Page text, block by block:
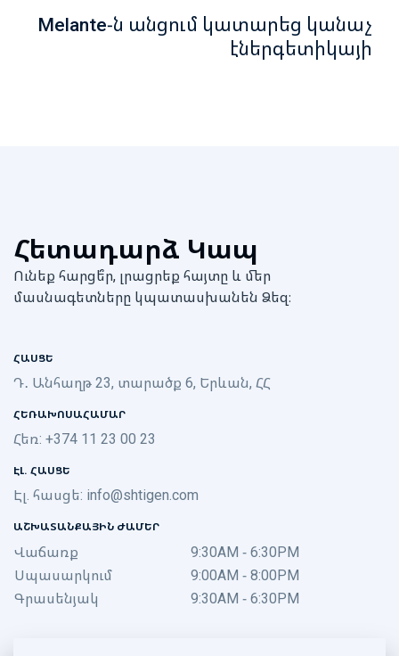
Melante-ն անցում կատարեց կանաչ
էներգետիկայի
Հետադարձ Կապ
Ունեք հարցե՞ր, լրացրեք հայտը և մեր
մասնագետները կպատասխանեն Ձեզ։
ՀԱՍՑԵ
Դ․ Անհաղթ 23, տարածք 6, Երևան, ՀՀ
ՀԵՌԱԽՈՍԱՀԱՄԱՐ
Հեռ: +374 11 23 00 23
ԷԼ. ՀԱՍՑԵ
Էլ. հասցե: info@shtigen.com
ԱՇԽԱՏԱՆՔԱՅԻՆ ԺԱՄԵՐ
Վաճառք
9:30AM - 6:30PM
Սպասարկում
9:00AM - 8:00PM
Գրասենյակ
9:30AM - 6:30PM